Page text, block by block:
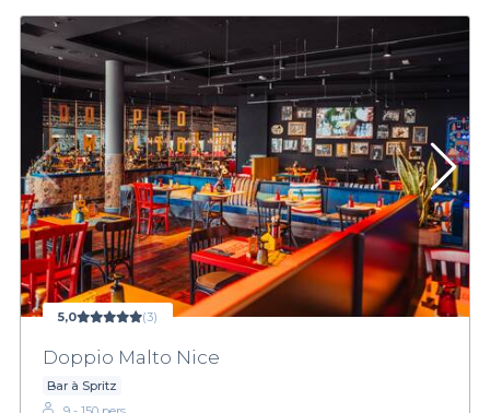
5,0 (3)
Doppio Malto Nice
Bar à Spritz